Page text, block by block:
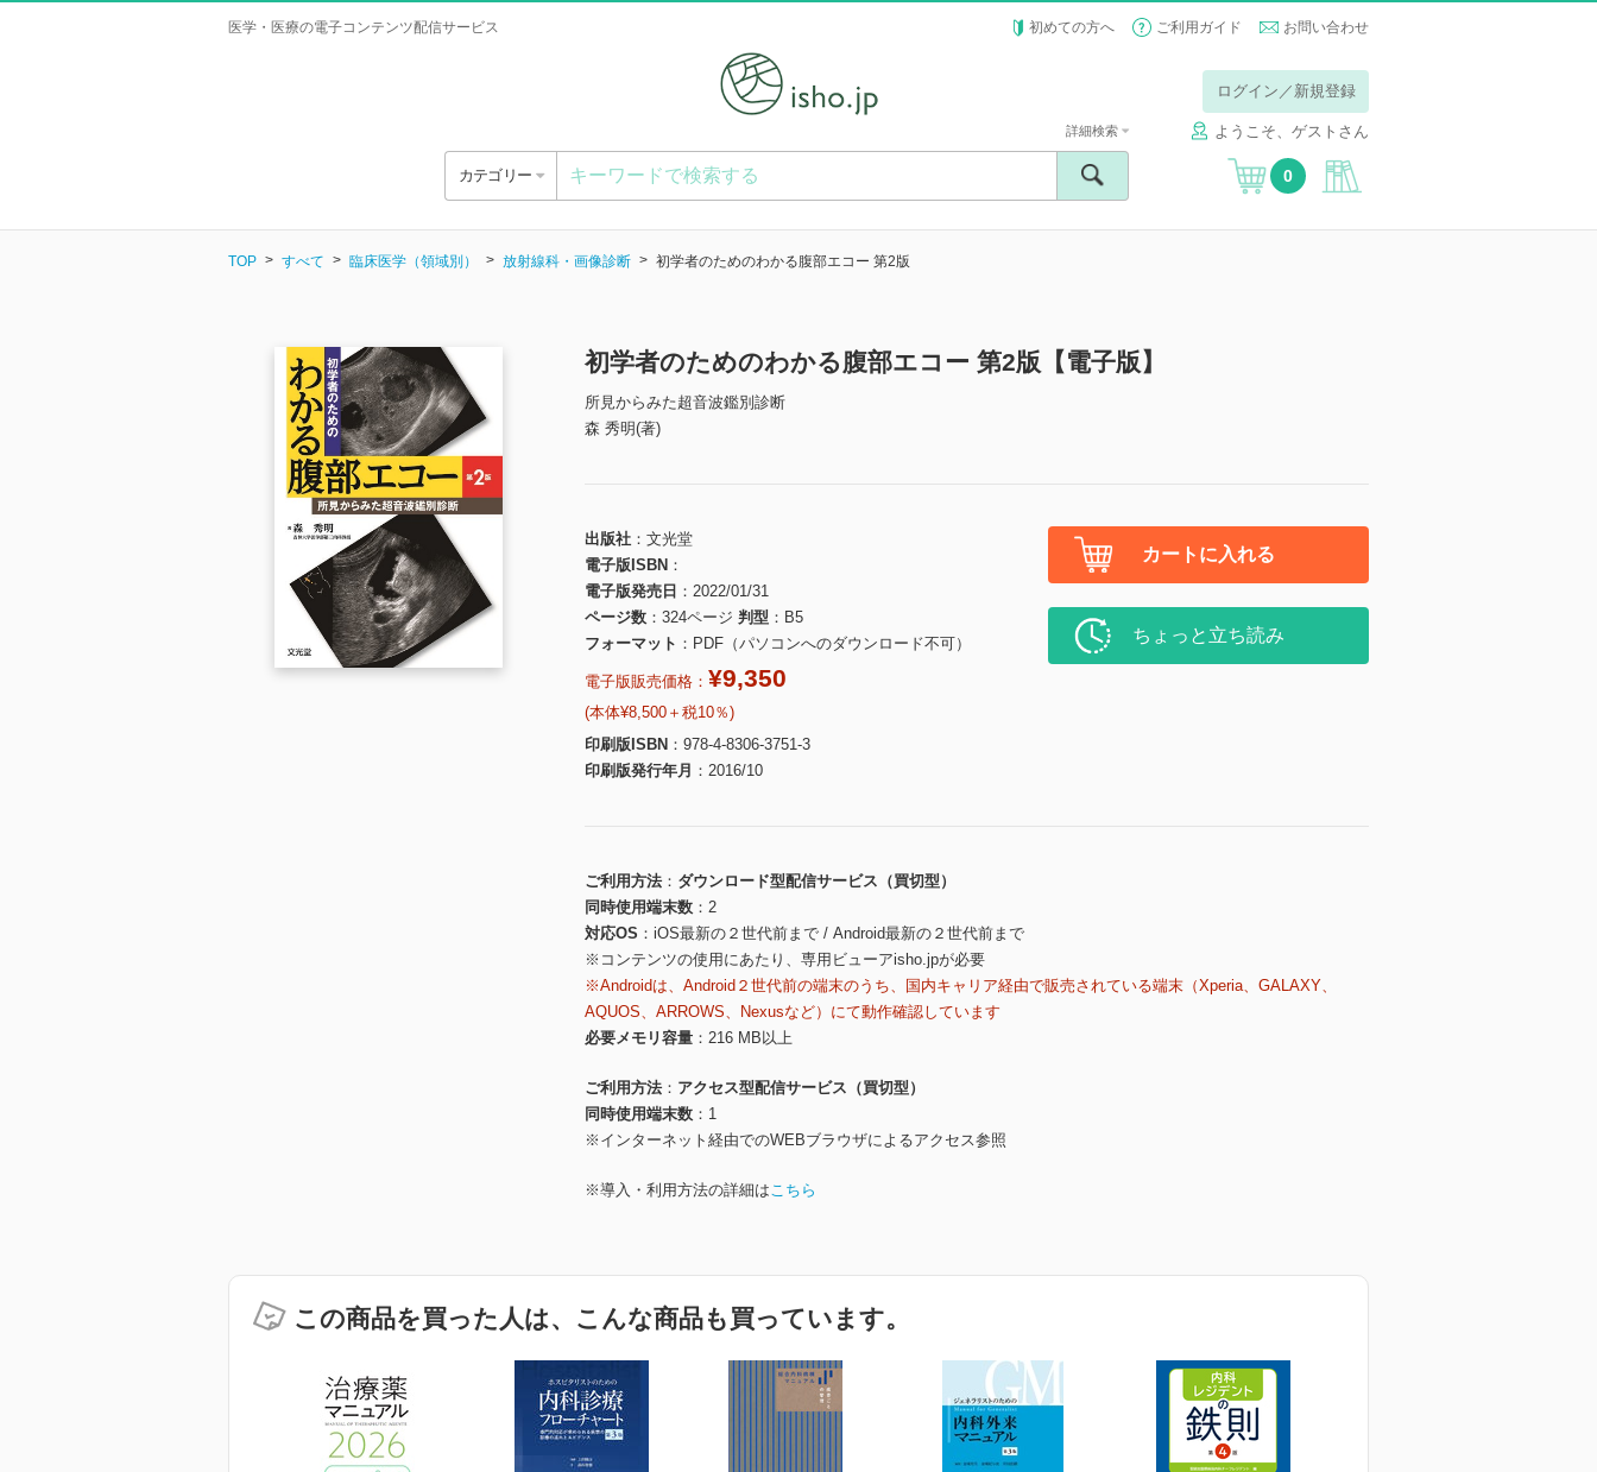
医学・医療の電子コンテンツ配信サービス 初めての方へ ご利用ガイド お問い合わせ
ログイン／新規登録
ようこそ、ゲストさん
カテゴリー
詳細検索
0
TOP すべて 臨床医学（領域別） 放射線科・画像診断 初学者のためのわかる腹部エコー 第2版
初学者のためのわかる腹部エコー 第2版【電子版】
所見からみた超音波鑑別診断
森 秀明(著)
出版社
文光堂
電子版ISBN
電子版発売日
2022/01/31
ページ数
324ページ 判型
B5
フォーマット
PDF（パソコンへのダウンロード不可）
電子版販売価格： ¥9,350
(本体¥8,500＋税10％)
印刷版ISBN
978-4-8306-3751-3
印刷版発行年月
2016/10
カートに入れる
ちょっと立ち読み
ご利用方法
ダウンロード型配信サービス（買切型）
同時使用端末数
2
対応OS
iOS最新の２世代前まで / Android最新の２世代前まで
※コンテンツの使用にあたり、専用ビューアisho.jpが必要
※Androidは、Android２世代前の端末のうち、国内キャリア経由で販売されている端末（Xperia、GALAXY、
AQUOS、ARROWS、Nexusなど）にて動作確認しています
必要メモリ容量
216 MB以上
ご利用方法
アクセス型配信サービス（買切型）
同時使用端末数
1
※インターネット経由でのWEBブラウザによるアクセス参照
※導入・利用方法の詳細はこちら
この商品を買った人は、こんな商品も買っています。